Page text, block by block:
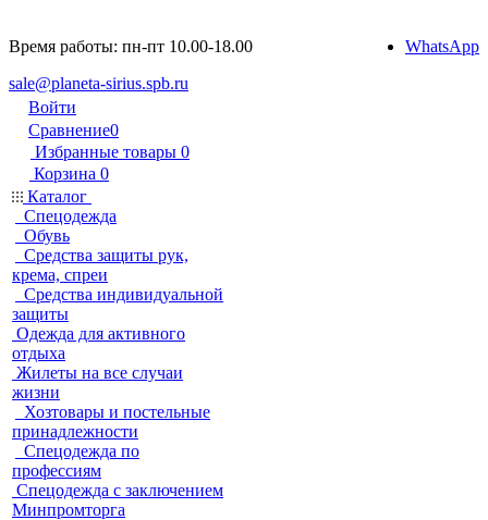
Время работы: пн-пт 10.00-18.00
sale@planeta-sirius.spb.ru
WhatsApp
Войти
Сравнение0
Избранные товары 0
Корзина 0
Каталог
Спецодежда
Обувь
Средства защиты рук,
крема, спреи
Средства индивидуальной
защиты
Одежда для активного
отдыха
Жилеты на все случаи
жизни
Хозтовары и постельные
принадлежности
Спецодежда по
профессиям
Спецодежда с заключением
Минпромторга